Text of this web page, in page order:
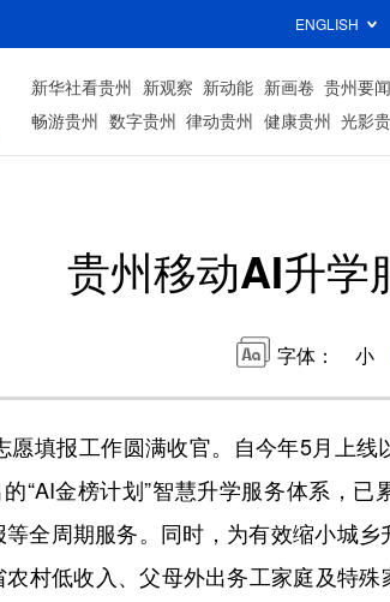
ENGLISH
新华社看贵州 新观察 新动能 新画卷 贵州要闻
畅游贵州 数字贵州 律动贵州 健康贵州 光影
贵州移动AI升学
字体： 小
填报工作圆满收官。自今年5月上线
“AI金榜计划”智慧升学服务体系，
全周期服务。同时，为有效缩小城
村低收入、父母外出务工家庭及特